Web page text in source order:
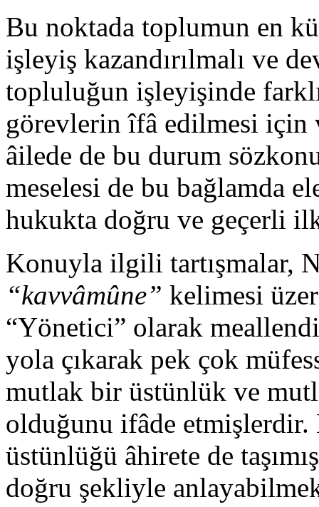
Bu noktada toplumun en
işleyiş kazandırılmalı ve
topluluğun işleyişinde
görevlerin îfâ edilmesi
âilede de bu durum
meselesi de bu bağlamda
hukukta doğru ve geçerli
Konuyla ilgili tartışmalar,
“kavvâmûne” kelimesi
“Yönetici” olarak
yola çıkarak pek çok
mutlak bir üstünlük ve
olduğunu ifâde etmişlerdir.
üstünlüğü âhirete de
doğru şekliyle